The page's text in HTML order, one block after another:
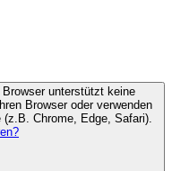
Browser unterstützt keine
Browser oder verwenden
Chrome, Edge, Safari).